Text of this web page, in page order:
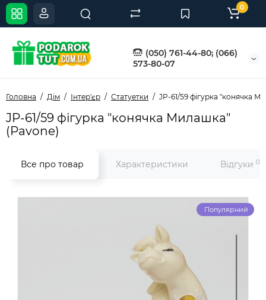
(050) 761-44-80; (066)
573-80-07
0
Головна Дім Інтер'єр Статуетки JP-61/59 фігурка "конячка
JP-61/59 фігурка "конячка Милашка"
(Pavone)
Все про товар Характеристики Відгуки 0
Популярний